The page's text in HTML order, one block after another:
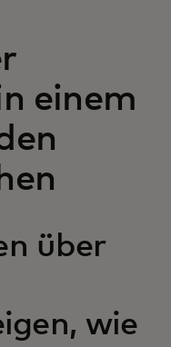
einem
über
wie